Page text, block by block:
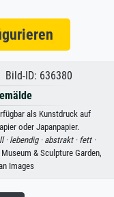
ID: 636380
als Kunstdruck auf
oder Japanpapier.
· lebendig · abstrakt · fett ·
& Sculpture Garden,
Images